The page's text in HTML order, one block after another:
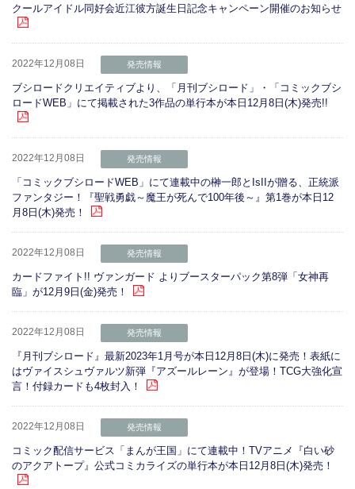
クールアイドル同好会近江彼方誕生日記念キャンペーン開催のお知らせ
2022年12月08日 発売情報
ブシロードクリエイティブより、「月刊ブシロード」・「コミックブシ
ロードWEB」にて掲載された3作品の単行本が本日12月8日(木)発売!!
2022年12月08日 発売情報
「コミックブシロードWEB」にて連載中の榊一郎とIsIIが贈る、正統派
ファンタジー！『聖戦勇戯～魔王が死んで100年後～』第1巻が本日12
月8日(木)発売！
2022年12月08日 発売情報
カードファイト!! ヴァンガード よりブースターパック第8弾「女神再
臨」が12月9日(金)発売！
2022年12月08日 発売情報
『月刊ブシロード』最新2023年1月号が本日12月8日(木)に発売！表紙に
はヴァイスシュヴァルツ新弾『アズールレーン』が登場！TCG大強化宣
言！付録カードも4枚封入！
2022年12月08日 発売情報
コミック配信サービス「まんが王国」にて連載中！TVアニメ『白い砂
のアクアトープ』公式コミカライズの単行本が本日12月8日(木)発売！